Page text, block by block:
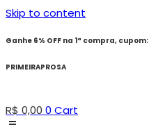
Skip to content
Ganhe 6% OFF na 1ª compra, cupom:
PRIMEIRAPROSA
R$ 0,00 0 Cart